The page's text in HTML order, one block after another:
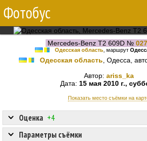
Фотобус
Mercedes-Benz T2 609D №
Одесская область, маршрут
Одесская область , Одесса,
Автор: ariss_ka
Дата: 15 мая 2010 г.,
Показать место съёмки на
Оценка +4
Параметры съёмки